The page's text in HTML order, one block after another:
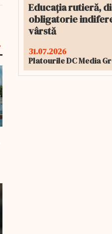
Educația rutieră,
obligatorie
vârstă
31.07.2026
Platourile DC Media